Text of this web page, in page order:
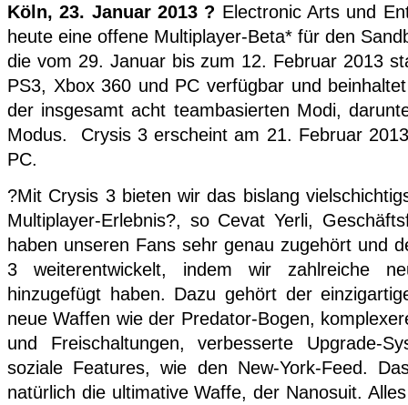
Köln, 23. Januar 2013 ? Electronic Arts und
heute eine offene Multiplayer-Beta* für den
die vom 29. Januar bis zum 12. Februar 2013
PS3, Xbox 360 und PC verfügbar und
der insgesamt acht teambasierten Modi,
Modus. Crysis 3 erscheint am 21. Februar
PC.
?Mit Crysis 3 bieten wir das bislang
Multiplayer-Erlebnis?, so Cevat Yerli,
haben unseren Fans sehr genau zugehört und
3 weiterentwickelt, indem wir zahlreiche
hinzugefügt haben. Dazu gehört der
neue Waffen wie der Predator-Bogen,
und Freischaltungen, verbesserte Upgrade-
soziale Features, wie den New-York-Feed.
natürlich die ultimative Waffe, der Nanosuit.